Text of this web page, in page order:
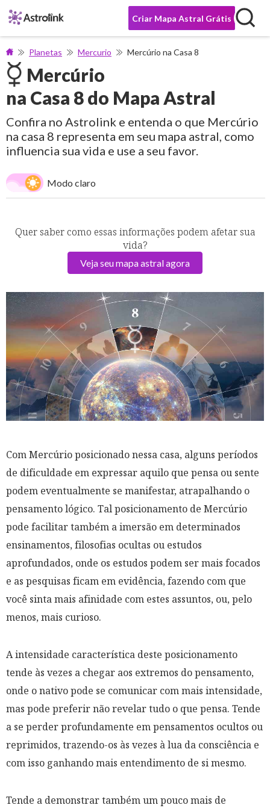
Criar Mapa Astral Grátis
Planetas Mercurio Mercúrio na Casa 8
Mercúrio
na Casa 8 do Mapa Astral
Confira no Astrolink e entenda o que Mercúrio
na casa 8 representa em seu mapa astral, como
influencia sua vida e use a seu favor.
Modo claro
Quer saber como essas informações podem afetar sua
vida?
Veja seu mapa astral agora
Com Mercúrio posicionado nessa casa, alguns períodos
de dificuldade em expressar aquilo que pensa ou sente
podem eventualmente se manifestar, atrapalhando o
pensamento lógico. Tal posicionamento de Mercúrio
pode facilitar também a imersão em determinados
ensinamentos, filosofias ocultas ou estudos
aprofundados, onde os estudos podem ser mais focados
e as pesquisas ficam em evidência, fazendo com que
você sinta mais afinidade com estes assuntos, ou, pelo
menos, mais curioso.
A intensidade característica deste posicionamento
tende às vezes a chegar aos extremos do pensamento,
onde o nativo pode se comunicar com mais intensidade,
mas pode preferir não revelar tudo o que pensa. Tende
a se perder profundamente em pensamentos ocultos ou
reprimidos, trazendo-os às vezes à lua da consciência e
com isso ganhando mais entendimento de si mesmo.
Tende a demonstrar também um pouco mais de